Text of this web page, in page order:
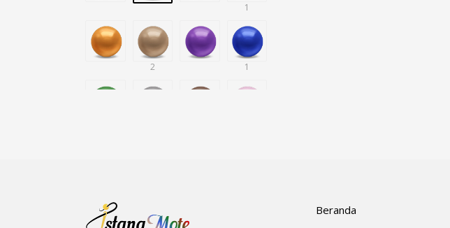
12mm
Small / S-P
1
2 1
Beranda